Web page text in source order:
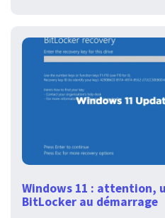
Windows 11 : attention,
BitLocker au démarrage